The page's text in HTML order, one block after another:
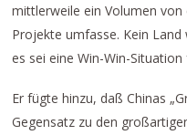
mittlerweile ein Volumen
Projekte umfasse. Kein
es sei eine Win-Win-
Er fügte hinzu, daß Chinas
Gegensatz zu den